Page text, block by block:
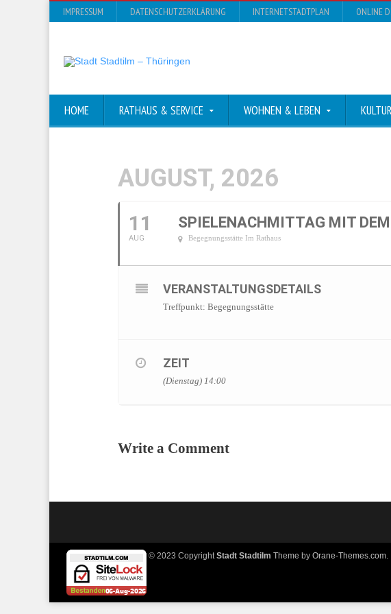
IMPRESSUM DATENSCHUTZERKLÄRUNG INTERNETSTADTPLAN ONLINE
HOME RATHAUS & SERVICE WOHNEN & LEBEN
AUGUST, 2026
11
AUG
SPIELENACHMITTAG MIT DEM
Begegnungsstätte Im Rathaus
VERANSTALTUNGSDETAILS
Treffpunkt: Begegnungsstätte
ZEIT
(Dienstag) 14:00
Write a Comment
© 2023 CopyrightStadt Stadtilm Theme by Orane-Themes.com.